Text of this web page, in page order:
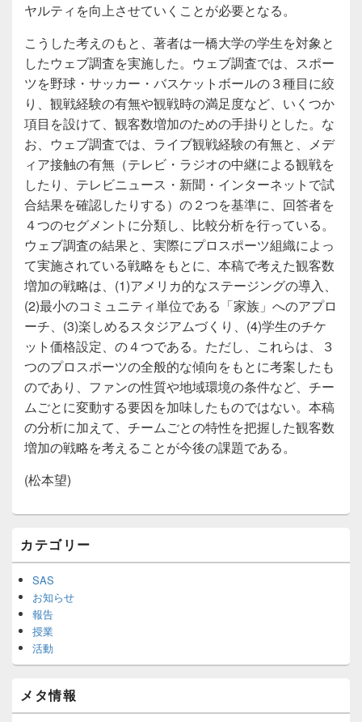
ヤルティを向上させていくことが必要となる。
こうした考えのもと、著者は一橋大学の学生を対象と
したウェブ調査を実施した。ウェブ調査では、スポー
ツを野球・サッカー・バスケットボールの３種目に絞
り、観戦経験の有無や観戦時の満足度など、いくつか
項目を設けて、観客数増加のための手掛りとした。な
お、ウェブ調査では、ライブ観戦経験の有無と、メデ
ィア接触の有無（テレビ・ラジオの中継による観戦を
したり、テレビニュース・新聞・インターネットで試
合結果を確認したりする）の２つを基準に、回答者を
４つのセグメントに分類し、比較分析を行っている。
ウェブ調査の結果と、実際にプロスポーツ組織によっ
て実施されている戦略をもとに、本稿で考えた観客数
増加の戦略は、(1)アメリカ的なステージングの導入、
(2)最小のコミュニティ単位である「家族」へのアプロ
ーチ、(3)楽しめるスタジアムづくり、(4)学生のチケ
ット価格設定、の４つである。ただし、これらは、３
つのプロスポーツの全般的な傾向をもとに考案したも
のであり、ファンの性質や地域環境の条件など、チー
ムごとに変動する要因を加味したものではない。本稿
の分析に加えて、チームごとの特性を把握した観客数
増加の戦略を考えることが今後の課題である。
(松本望)
イ
ン
サ
イ
バ
ー
ウ
ィ
ッ
カテゴリー
SAS
お知らせ
報告
授業
活動
メタ情報